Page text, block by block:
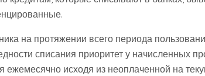
на протяжении всего периода
списания приоритет у начисленных
ежемесячно исходя из неоплаченной на